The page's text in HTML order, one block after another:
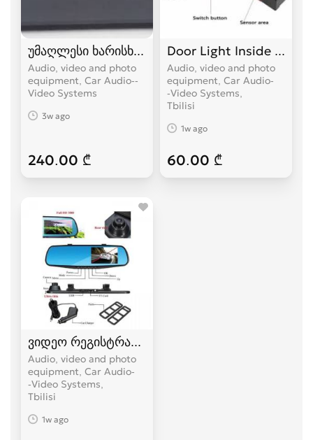
უმაღლესი ხარისხის ვიდეო რეგისტრატორი
Audio, video and photo
equipment, Car Audio--
Video Systems
3w ago
240.00 ₾
Door Light Inside
Audio, video and photo
equipment, Car Audio-
-Video Systems
Tbilisi
1w ago
60.00 ₾
ვიდეო რეგისტრატორი უკანა ხედვის კამერით
Audio, video and photo
equipment, Car Audio-
-Video Systems
Tbilisi
1w ago